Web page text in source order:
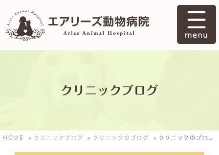
クリニックブログ
HOME クリニックブログ クリニックのブログ